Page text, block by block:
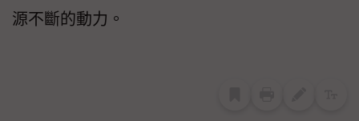
源不斷的動力。